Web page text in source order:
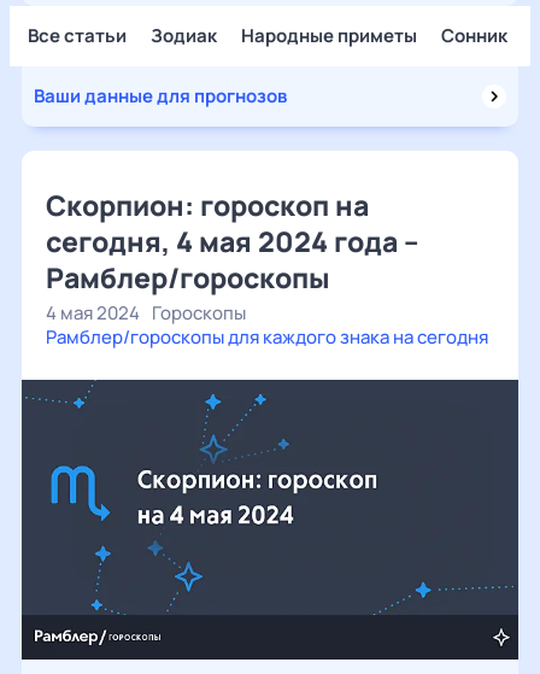
Все статьи Зодиак Народные приметы Сонник
Ваши данные для прогнозов
Скорпион: гороскоп на
сегодня, 4 мая 2024 года –
Рамблер/гороскопы
4 мая 2024 Гороскопы
Рамблер/гороскопы для каждого знака на сегодня